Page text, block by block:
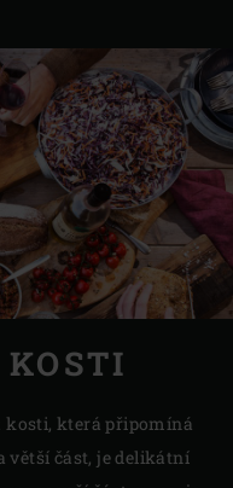
kosti, která připomíná
větší část, je delikátní